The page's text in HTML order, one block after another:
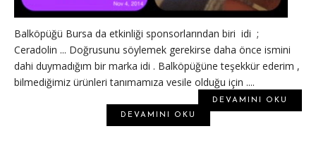
Balköpüğü Bursa da etkinliği sponsorlarından biri idi ;
Ceradolin ... Doğrusunu söylemek gerekirse daha önce ismini
dahi duymadığım bir marka idi . Balköpüğüne teşekkür ederim ,
bilmediğimiz ürünleri tanımamıza vesile olduğu için ....
DEVAMINI OKU
DEVAMINI OKU